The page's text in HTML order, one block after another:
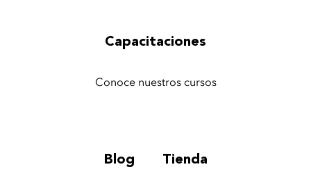
Capacitaciones
Conoce nuestros cursos
Blog Tienda